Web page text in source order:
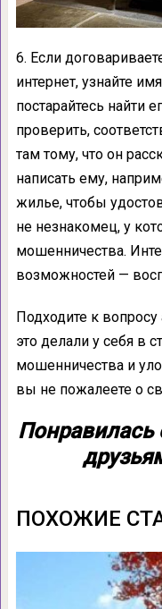
6. Если
интернет, узнайте
постарайтесь найти
проверить,
там тому, что он
написать ему,
жилье, чтобы
не незнакомец, у
мошенничества.
возможностей —
Подходите к
это делали у себя в
мошенничества и
вы не пожалеете о
Понравилась
ПОХОЖИЕ